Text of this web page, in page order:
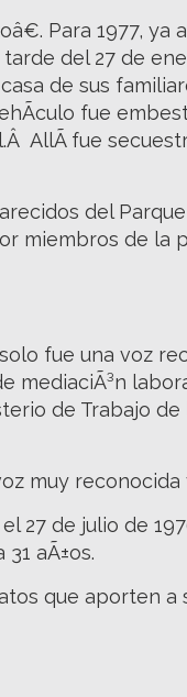
Para 1977, ya
del 27 de
de sus
fue
AllÃ­ fue
del
miembros de la
fue una voz
mediaciÃ³n
de Trabajo de
muy
27 de julio de
aÃ±os.
que aporten a